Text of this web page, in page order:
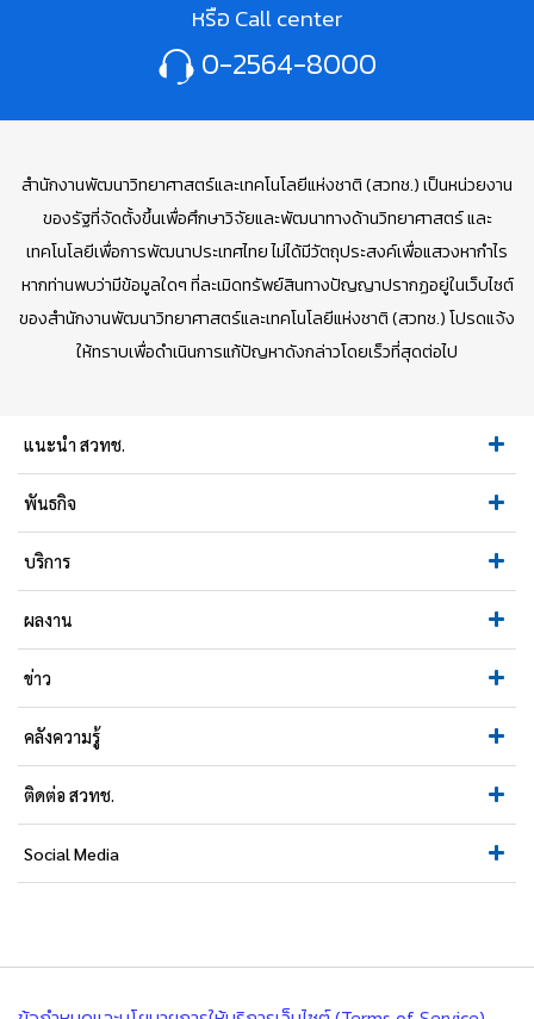
หรือ Call center
0-2564-8000
สำนักงานพัฒนาวิทยาศาสตร์และเทคโนโลยีแห่งชาติ (สวทช.) เป็นหน่วยงาน
ของรัฐที่จัดตั้งขึ้นเพื่อศึกษาวิจัยและพัฒนาทางด้านวิทยาศาสตร์ และ
เทคโนโลยีเพื่อการพัฒนาประเทศไทย ไม่ได้มีวัตถุประสงค์เพื่อแสวงหากำไร
หากท่านพบว่ามีข้อมูลใดๆ ที่ละเมิดทรัพย์สินทางปัญญาปรากฏอยู่ในเว็บไซต์
ของสำนักงานพัฒนาวิทยาศาสตร์และเทคโนโลยีแห่งชาติ (สวทช.) โปรดแจ้ง
ให้ทราบเพื่อดำเนินการแก้ปัญหาดังกล่าวโดยเร็วที่สุดต่อไป
แนะนำ สวทช.
พันธกิจ
บริการ
ผลงาน
ข่าว
คลังความรู้
ติดต่อ สวทช.
Social Media